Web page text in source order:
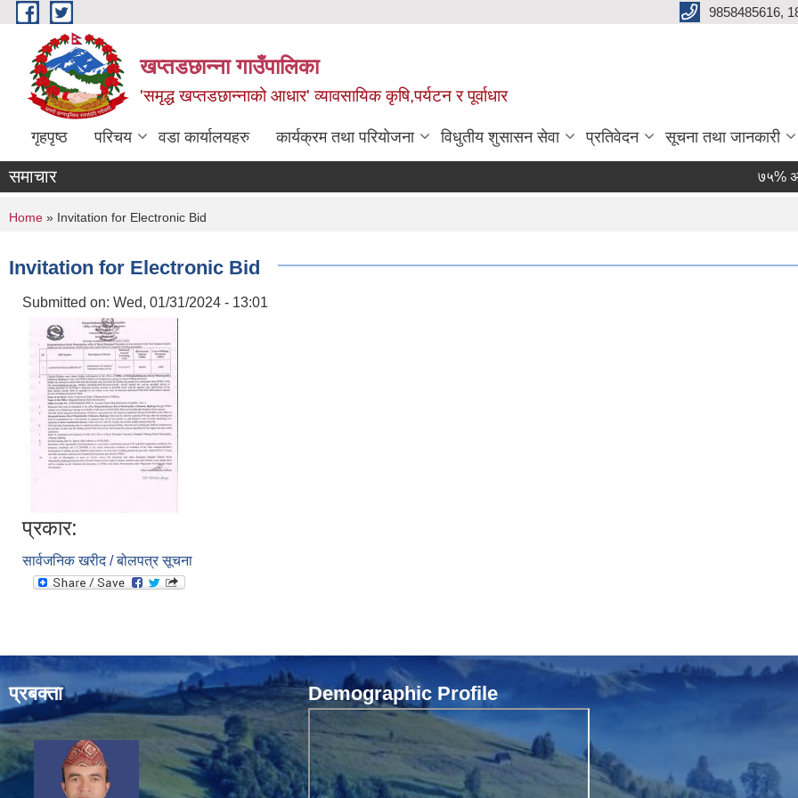
Skip to main content 9858485616,
खप्तडछान्ना गाउँपालिका
'समृद्ध खप्तडछान्नाको आधार' व्यावसायिक कृषि,पर्यटन र पूर्वाधार
गृहपृष्ठ परिचय वडा कार्यालयहरु कार्यक्रम तथा परियोजना विधुतीय शुसासन सेवा प्रतिवेदन सूचना तथा जानकारी
समाचार ७५%
You are here
Home » Invitation for Electronic Bid
Invitation for Electronic Bid
Submitted on: Wed, 01/31/2024 - 13:01
प्रकार:
सार्वजनिक खरीद / बोलपत्र सूचना
प्रबक्ता Demographic Profile